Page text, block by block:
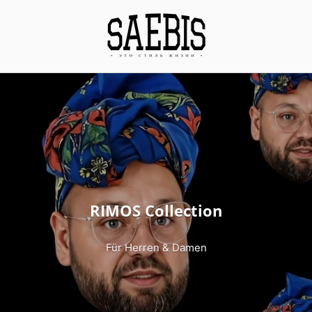
RIMOS Collection
Für Herren & Damen